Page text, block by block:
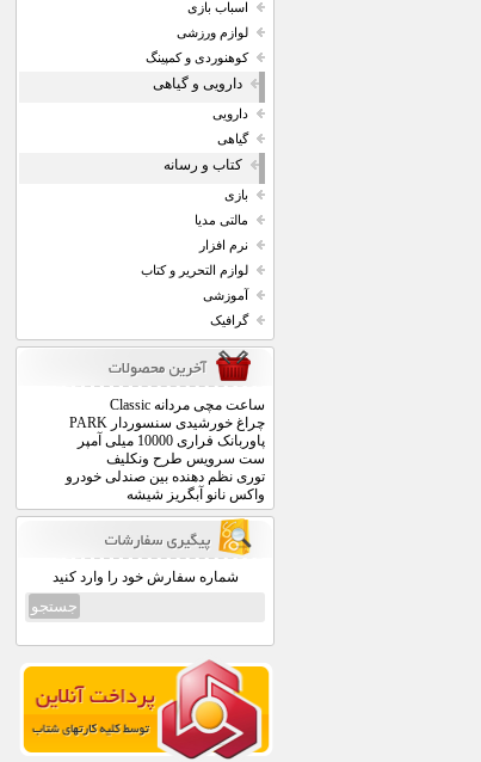
اسباب بازی
لوازم ورزشی
کوهنوردی و کمپینگ
دارویی و گیاهی
دارویی
گیاهی
کتاب و رسانه
بازی
مالتی مدیا
نرم افزار
لوازم التحریر و کتاب
آموزشی
گرافیک
ساعت مچی مردانه Classic
چراغ خورشیدی سنسوردار PARK
پاوربانک فراری 10000 میلی آمپر
ست سرویس طرح ونکلیف
توری نظم دهنده بین صندلی خودرو
واکس نانو آبگریز شیشه
شماره سفارش خود را وارد کنید